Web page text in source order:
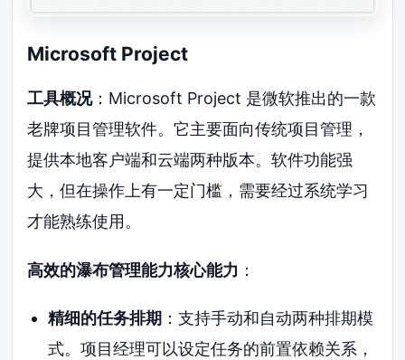
Microsoft Project
工具概况：Microsoft Project 是微软推出的一款
老牌项目管理软件。它主要面向传统项目管理，
提供本地客户端和云端两种版本。软件功能强
大，但在操作上有一定门槛，需要经过系统学习
才能熟练使用。
高效的瀑布管理能力核心能力 ：
精细的任务排期 ：支持手动和自动两种排期模
式。项目经理可以设定任务的前置依赖关系，